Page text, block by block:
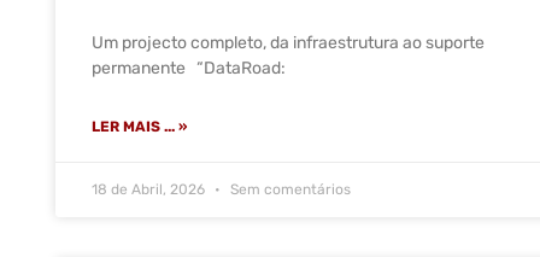
Um projecto completo, da infraestrutura ao suporte
permanente “DataRoad:
LER MAIS ... »
18 de Abril, 2026 Sem comentários